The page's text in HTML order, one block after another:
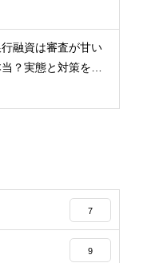
融資は審査が甘い
？実態と対策を徹
7
9